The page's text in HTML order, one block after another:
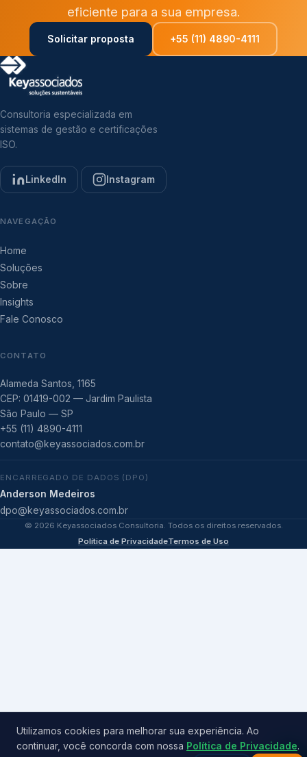
eficiente para a sua empresa.
Solicitar proposta +55 (11) 4890-4111
Consultoria especializada em
sistemas de gestão e certificações
ISO.
LinkedIn Instagram
NAVEGAÇÃO
Home
Soluções
Sobre
Insights
Fale Conosco
CONTATO
Alameda Santos, 1165
CEP: 01419-002 — Jardim Paulista
São Paulo — SP
+55 (11) 4890-4111
contato@keyassociados.com.br
ENCARREGADO DE DADOS (DPO)
Anderson Medeiros
dpo@keyassociados.com.br
© 2026 Keyassociados Consultoria. Todos os direitos reservados.
Política de PrivacidadeTermos de Uso
Utilizamos cookies para melhorar sua experiência. Ao
continuar, você concorda com nossa Política de Privacidade.